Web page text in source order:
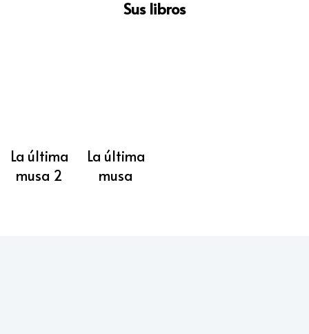
Sus libros
La última
musa 2
La última
musa